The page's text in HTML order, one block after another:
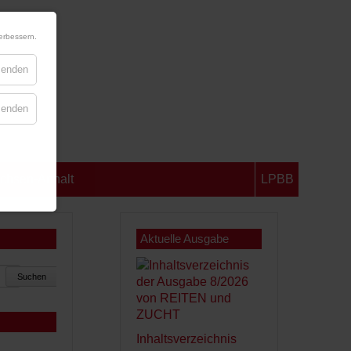
Anhalt LPBB
Suchen
Aktuelle Ausgabe
Inhaltsverzeichnis